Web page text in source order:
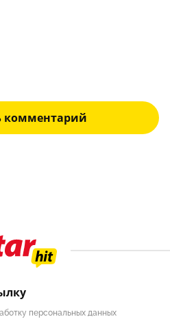
комментарий
персональных данных